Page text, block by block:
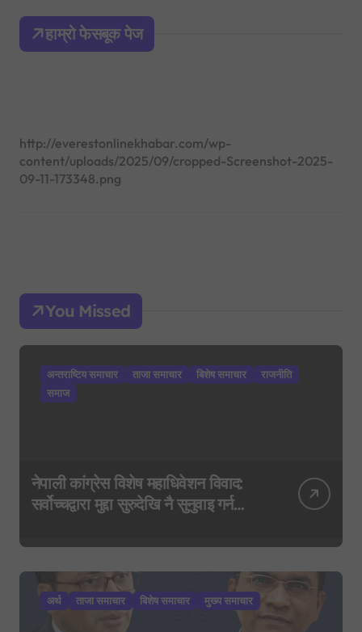
h
o
हाम्रो फेसबूक पेज
http://everestonlinekhabar.com/wp-
content/uploads/2025/09/cropped-Screenshot-2025-
09-11-173348.png
You Missed
अन्तराष्टिय समाचार ताजा समाचार बिशेष समाचार
राजनीति
समाज
नेपाली कांग्रेस विशेष महाधिवेशन विवाद:
सर्वोच्चद्वारा मुद्दा सुरुदेखि नै सुनुवाइ गर्न
अर्थ ताजा समाचार बिशेष समाचार मुख्य समाचार